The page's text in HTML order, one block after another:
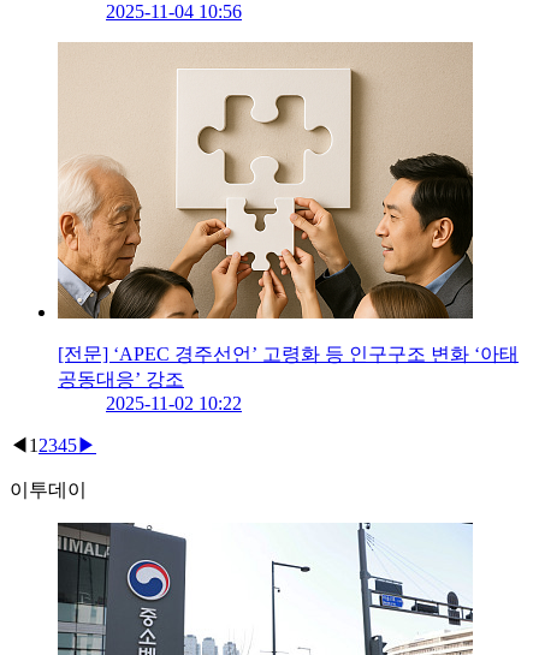
2025-11-04 10:56
[전문] ‘APEC 경주선언’ 고령화 등 인구구조 변화 ‘아태
공동대응’ 강조
2025-11-02 10:22
◀ 1 2345▶
이투데이